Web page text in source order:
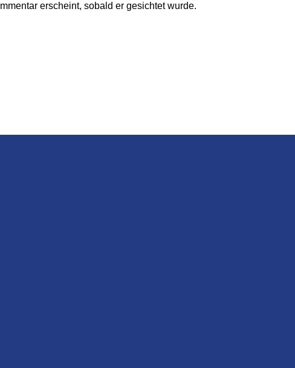
erscheint, sobald er gesichtet wurde.